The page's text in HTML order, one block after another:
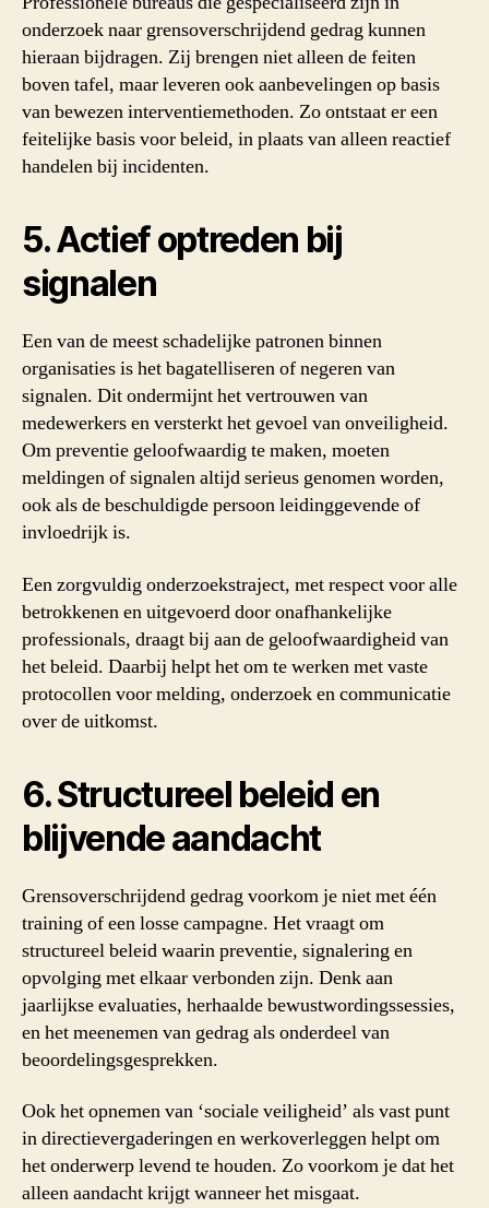
onderzoek naar grensoverschrijdend gedrag kunnen
hieraan bijdragen. Zij brengen niet alleen de feiten
boven tafel, maar leveren ook aanbevelingen op basis
van bewezen interventiemethoden. Zo ontstaat er een
feitelijke basis voor beleid, in plaats van alleen reactief
handelen bij incidenten.
5. Actief optreden bij
signalen
Een van de meest schadelijke patronen binnen
organisaties is het bagatelliseren of negeren van
signalen. Dit ondermijnt het vertrouwen van
medewerkers en versterkt het gevoel van onveiligheid.
Om preventie geloofwaardig te maken, moeten
meldingen of signalen altijd serieus genomen worden,
ook als de beschuldigde persoon leidinggevende of
invloedrijk is.
Een zorgvuldig onderzoekstraject, met respect voor alle
betrokkenen en uitgevoerd door onafhankelijke
professionals, draagt bij aan de geloofwaardigheid van
het beleid. Daarbij helpt het om te werken met vaste
protocollen voor melding, onderzoek en communicatie
over de uitkomst.
6. Structureel beleid en
blijvende aandacht
Grensoverschrijdend gedrag voorkom je niet met één
training of een losse campagne. Het vraagt om
structureel beleid waarin preventie, signalering en
opvolging met elkaar verbonden zijn. Denk aan
jaarlijkse evaluaties, herhaalde bewustwordingssessies,
en het meenemen van gedrag als onderdeel van
beoordelingsgesprekken.
Ook het opnemen van ‘sociale veiligheid’ als vast punt
in directievergaderingen en werkoverleggen helpt om
het onderwerp levend te houden. Zo voorkom je dat het
alleen aandacht krijgt wanneer het misgaat.